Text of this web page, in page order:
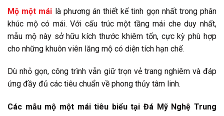
Mộ một mái là phương án thiết kế tinh gọn nhất trong phân
khúc mộ có mái. Với cấu trúc một tầng mái che duy nhất,
mẫu mộ này sở hữu kích thước khiêm tốn, cực kỳ phù hợp
cho những khuôn viên lăng mộ có diện tích hạn chế.
Dù nhỏ gọn, công trình vẫn giữ trọn vẻ trang nghiêm và đáp
ứng đầy đủ các tiêu chuẩn về phong thủy tâm linh.
Các mẫu mộ một mái tiêu biểu tại Đá Mỹ Nghệ Trung